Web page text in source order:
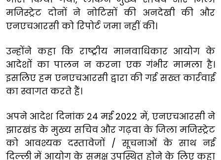
मजिस्ट्रेट दोनों ने नोटिसों की अनदेखी की और
एनएचआरसी को रिपोर्ट जमा नहीं की।
उन्होंने कहा कि राष्ट्रीय मानवाधिकार आयोग के
आदेशों का पालन न करना एक गंभीर मामला है।
इसलिए हम एनएचआरसी द्वारा की गई सख्त कार्रवाई
का स्वागत करते हैं।
अपने आदेश दिनांक 24 मई 2022 में, एनएचआरसी ने
झारखंड के मुख्य सचिव और गढ़वा के जिला मजिस्ट्रेट
को आवश्यक दस्तावेजों / सूचनाओं के साथ नई
दिल्ली में आयोग के समक्ष उपस्थित होने के लिए कहा